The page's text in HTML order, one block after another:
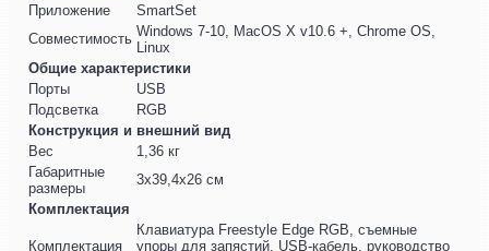
Приложение
SmartSet
Совместимость Windows 7-10, MacOS X v10.6 +, Chrome OS,
Linux
Общие характеристики
Порты
USB
Подсветка
RGB
Конструкция и внешний вид
Вес
1,36 кг
Габаритные
размеры
3x39,4x26 см
Комплектация
Комплектация
Клавиатура Freestyle Edge RGB, съемные
упоры для запястий, USB-кабель, руководство